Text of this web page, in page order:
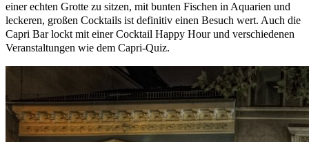
einer echten Grotte zu sitzen, mit bunten Fischen in Aquarien und
leckeren, großen Cocktails ist definitiv einen Besuch wert. Auch die
Capri Bar lockt mit einer Cocktail Happy Hour und verschiedenen
Veranstaltungen wie dem Capri-Quiz.